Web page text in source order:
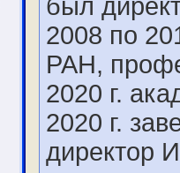
был
2008 по
РАН,
2020 г.
2020 г.
директор